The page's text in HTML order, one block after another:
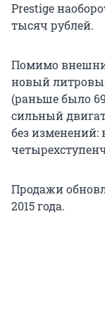
Prestige
тысяч рублей.
Помимо
новый
(раньше было
сильный
без изменений:
Продажи
2015 года.